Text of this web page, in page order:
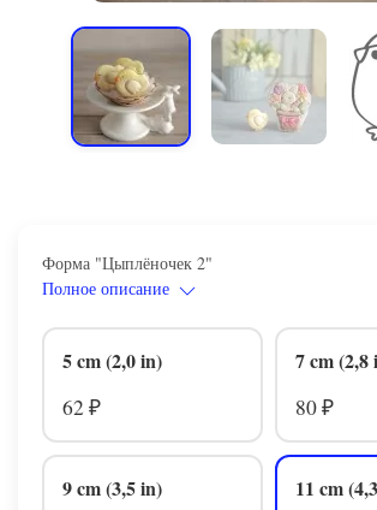
Форма "Цыплёночек 2"
Полное описание
5 cm (2,0 in)
62 ₽
7 cm (2,8
80 ₽
9 cm (3,5 in)
11 cm